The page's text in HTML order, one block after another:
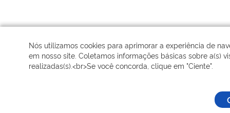
Nós utilizamos cookies para aprimorar a experiência de
em nosso site. Coletamos informações básicas sobre a(s)
realizadas(s).<br>Se você concorda, clique em "Ciente".